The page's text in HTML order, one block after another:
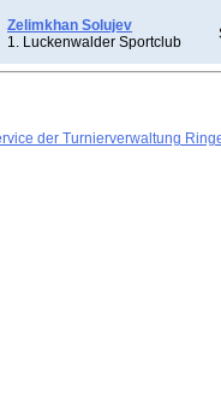
Zelimkhan Solujev
1. Luckenwalder Sportclub
der Turnierverwaltung